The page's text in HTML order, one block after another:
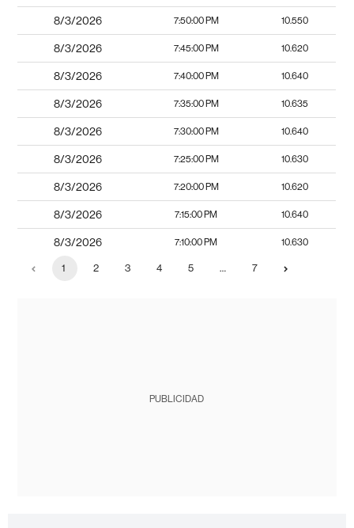
8/3/2026 7:50:00 PM 10.550
8/3/2026 7:45:00 PM 10.620
8/3/2026 7:40:00 PM 10.640
8/3/2026 7:35:00 PM 10.635
8/3/2026 7:30:00 PM 10.640
8/3/2026 7:25:00 PM 10.630
8/3/2026 7:20:00 PM 10.620
8/3/2026 7:15:00 PM 10.640
8/3/2026 7:10:00 PM 10.630
1 2 3 4 5 … 7
PUBLICIDAD